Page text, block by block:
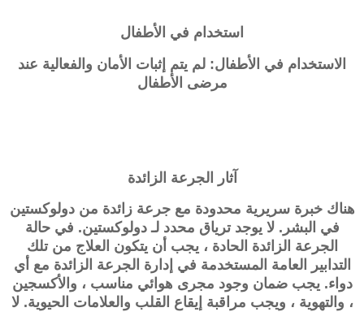
استخدام في الأطفال
الاستخدام في الأطفال: لم يتم إثبات الأمان والفعالية عند
مرضى الأطفال
آثار الجرعة الزائدة
هناك خبرة سريرية محدودة مع جرعة زائدة من دولوكستين
في البشر. لا يوجد ترياق محدد لـدولوكستين. في حالة
الجرعة الزائدة الحادة ، يجب أن يتكون العلاج من تلك
التدابير العامة المستخدمة في إدارة الجرعة الزائدة مع أي
دواء. يجب ضمان وجود مجرى هوائي مناسب ، والأكسجين
، والتهوية ، ويجب مراقبة إيقاع القلب والعلامات الحيوية. لا